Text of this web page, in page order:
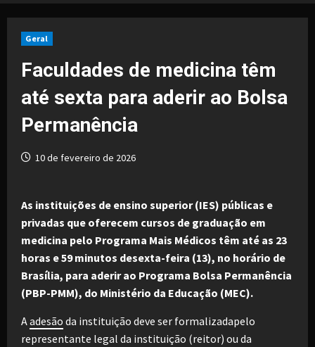
Geral
Faculdades de medicina têm
até sexta para aderir ao Bolsa
Permanência
10 de fevereiro de 2026
As instituições de ensino superior (IES) públicas e
privadas que oferecem cursos de graduação em
medicina pelo Programa Mais Médicos têm até as 23
horas e 59 minutos desexta-feira (13), no horário de
Brasília, para aderir ao Programa Bolsa Permanência
(PBP-PMM), do Ministério da Educação (MEC).
Aadesão da instituição deve ser formalizadapelo
representante legal da instituição (reitor) ou da